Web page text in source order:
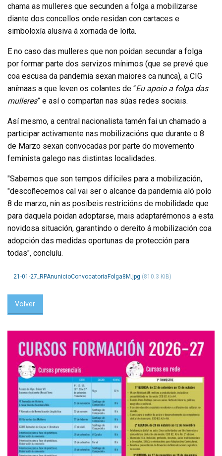
chama as mulleres que secunden a folga a mobilizarse
diante dos concellos onde residan con cartaces e
simboloxía alusiva á xornada de loita.
E no caso das mulleres que non poidan secundar a folga
por formar parte dos servizos mínimos (que se prevé que
coa escusa da pandemia sexan maiores ca nunca), a CIG
anímaas a que leven os colantes de “Eu apoio a folga das
mulleres” e así o compartan nas súas redes sociais.
Así mesmo, a central nacionalista tamén fai un chamado a
participar activamente nas mobilizacións que durante o 8
de Marzo sexan convocadas por parte do movemento
feminista galego nas distintas localidades.
"Sabemos que son tempos difíciles para a mobilización,
"descoñecemos cal vai ser o alcance da pandemia aló polo
8 de marzo, nin as posíbeis restricións de mobilidade que
para daquela poidan adoptarse, mais adaptarémonos a esta
novidosa situación, garantindo o dereito á mobilización coa
adopción das medidas oportunas de protección para
todas", concluíu.
21-01-27_RPAnunicioConvocatoriaFolga8M.jpg (810.3 KiB)
Volver